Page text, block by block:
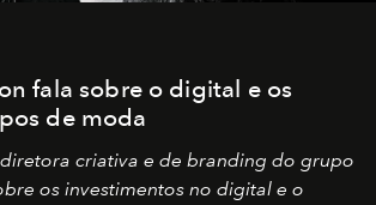
fala sobre o digital e os
de moda
criativa e de branding do grupo
os investimentos no digital e o